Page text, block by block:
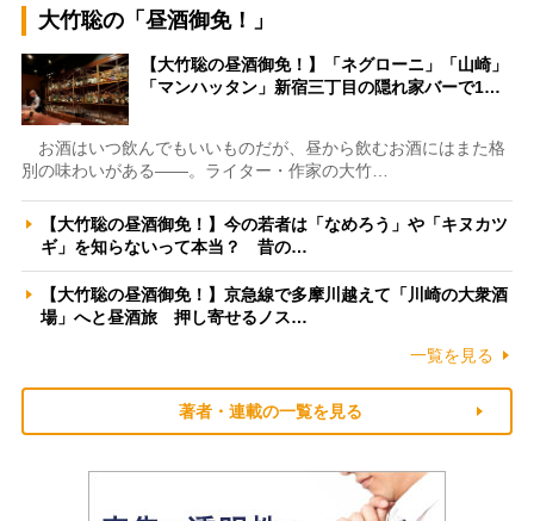
大竹聡の「昼酒御免！」
【大竹聡の昼酒御免！】「ネグローニ」「山崎」
「マンハッタン」新宿三丁目の隠れ家バーで1…
お酒はいつ飲んでもいいものだが、昼から飲むお酒にはまた格
別の味わいがある――。ライター・作家の大竹…
【大竹聡の昼酒御免！】今の若者は「なめろう」や「キヌカツ
ギ」を知らないって本当？ 昔の…
【大竹聡の昼酒御免！】京急線で多摩川越えて「川崎の大衆酒
場」へと昼酒旅 押し寄せるノス…
一覧を見る
著者・連載の一覧を見る